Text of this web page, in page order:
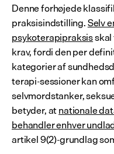
Denne forhøjede
praksisindstilling. Selv
psykoterapipraksis
krav, fordi den per
kategorier af
terapi-sessioner kan
selvmordstanker,
betyder, at nationale
behandler enhver
artikel 9(2)-grundlag